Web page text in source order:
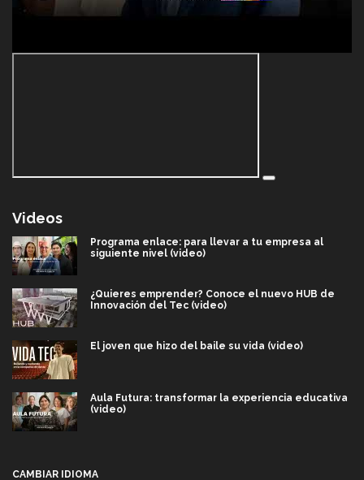
Videos
Programa enlace: para llevar a tu empresa al
siguiente nivel (video)
¿Quieres emprender? Conoce el nuevo HUB de
Innovación del Tec (video)
El joven que hizo del baile su vida (video)
Aula Futura: transformar la experiencia educativa
(video)
CAMBIAR IDIOMA